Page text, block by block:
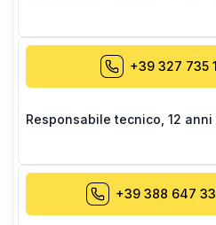
+39 327 735
Responsabile tecnico 12
+39 388 647